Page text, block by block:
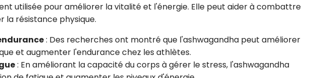
utilisée pour améliorer la vitalité et l'énergie. Elle peut aider à combattre
la résistance physique.
: Des recherches ont montré que l'ashwagandha peut améliorer
et augmenter l'endurance chez les athlètes.
: En améliorant la capacité du corps à gérer le stress, l'ashwagandha